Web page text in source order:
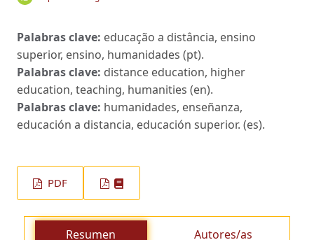
Palabras clave: educação a distância, ensino
superior, ensino, humanidades (pt).
Palabras clave: distance education, higher
education, teaching, humanities (en).
Palabras clave: humanidades, enseñanza,
educación a distancia, educación superior. (es).
PDF
Resumen Autores/as